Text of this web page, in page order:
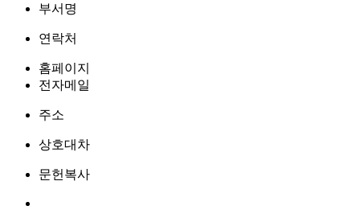
부서명
연락처
홈페이지
전자메일
주소
상호대차
문헌복사